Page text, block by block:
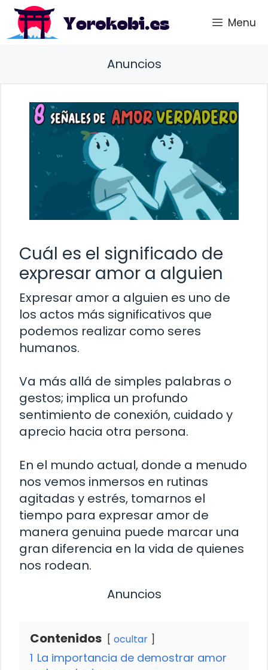
Saltar
contenido
Menu
Anuncios
Cuál es el significado de
expresar amor a alguien
Expresar amor a alguien es uno de
los actos más significativos que
podemos realizar como seres
humanos.
Va más allá de simples palabras o
gestos; implica un profundo
sentimiento de conexión, cuidado y
aprecio hacia otra persona.
En el mundo actual, donde a menudo
nos vemos inmersos en rutinas
agitadas y estrés, tomarnos el
tiempo para expresar amor de
manera genuina puede marcar una
gran diferencia en la vida de quienes
nos rodean.
Anuncios
Contenidos ocultar
1 La importancia de demostrar amor